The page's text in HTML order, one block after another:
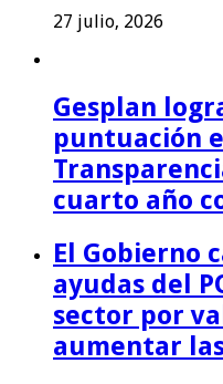
27 julio, 2026
Gesplan
puntuación
cuarto año
El Gobierno
ayudas del
sector por
aumentar